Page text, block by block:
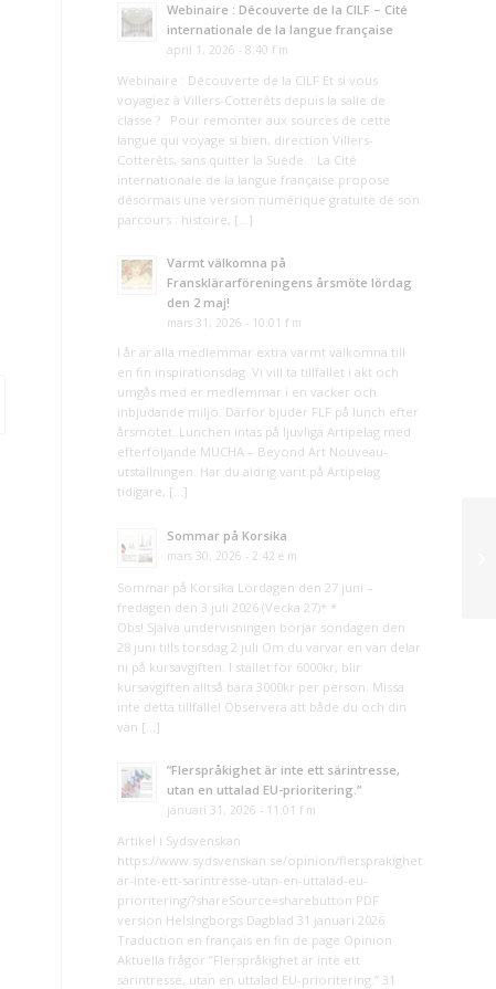
Webinaire : Découverte de la CILF – Cité
internationale de la langue française
april 1, 2026 - 8:40 f m
Webinaire : Découverte de la CILF Et si vous
voyagiez à Villers-Cotterêts depuis la salle de
classe ? Pour remonter aux sources de cette
langue qui voyage si bien, direction Villers-
Cotterêts, sans quitter la Suède. La Cité
internationale de la langue française propose
désormais une version numérique gratuite de son
parcours : histoire, […]
Varmt välkomna på
Fransklärarföreningens årsmöte lördag
den 2 maj!
mars 31, 2026 - 10:01 f m
I år är alla medlemmar extra varmt välkomna till
en fin inspirationsdag. Vi vill ta tillfället i akt och
umgås med er medlemmar i en vacker och
inbjudande miljö. Därför bjuder FLF på lunch efter
årsmötet. Lunchen intas på ljuvliga Artipelag med
efterföljande MUCHA – Beyond Art Nouveau-
utställningen. Har du aldrig varit på Artipelag
tidigare, […]
Sommar på Korsika
mars 30, 2026 - 2:42 e m
Sommar på Korsika Lördagen den 27 juni –
fredagen den 3 juli 2026 (Vecka 27)* *
Obs! Själva undervisningen börjar söndagen den
28 juni tills torsdag 2 juli Om du värvar en vän delar
ni på kursavgiften. I stället för 6000kr, blir
kursavgiften alltså bara 3000kr per person. Missa
inte detta tillfälle! Observera att både du och din
vän […]
”Flerspråkighet är inte ett särintresse,
utan en uttalad EU-prioritering.”
januari 31, 2026 - 11:01 f m
Artikel i Sydsvenskan
https://www.sydsvenskan.se/opinion/flersprakighet-
ar-inte-ett-sarintresse-utan-en-uttalad-eu-
prioritering/?shareSource=sharebutton PDF
version Helsingborgs Dagblad 31 januari 2026
Traduction en français en fin de page Opinion
Aktuella frågor ”Flerspråkighet är inte ett
särintresse, utan en uttalad EU-prioritering.” 31